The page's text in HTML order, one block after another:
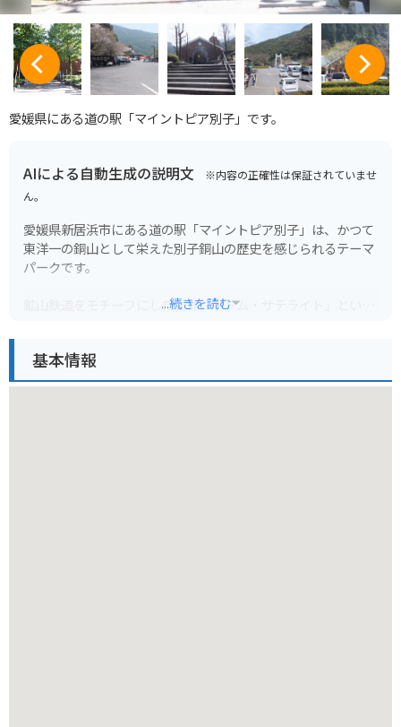
愛媛県にある道の駅「マイントピア別子」です。
AIによる自動生成の説明文 ※内容の正確性は保証されていませ
ん。
愛媛県新居浜市にある道の駅「マイントピア別子」は、かつて
東洋一の銅山として栄えた別子銅山の歴史を感じられるテーマ
パークです。
鉱山鉄道をモチーフにした愛称「ボトム・サテライト」という
います。
...続きを読む
基本情報